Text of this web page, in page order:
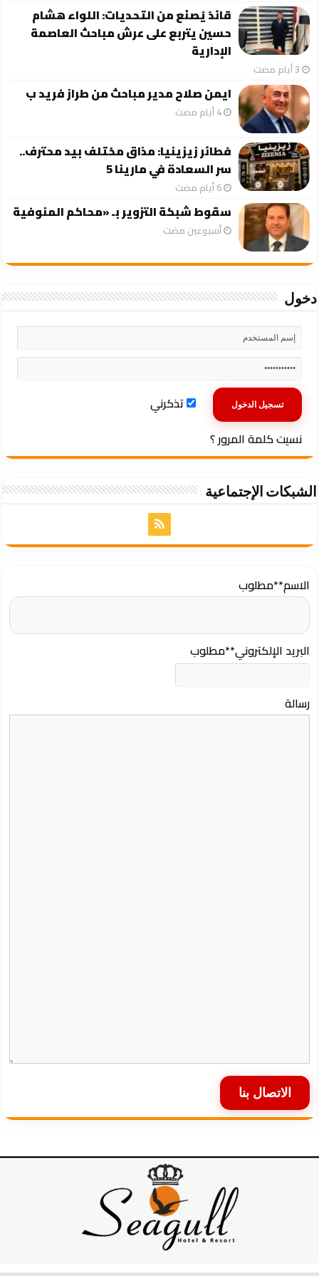
قائدٌ يُصنَع من التحديات: اللواء هشام
حسين يتربع على عرش مباحث العاصمة
الإدارية
ايمن صلاح مدير مباحث من طراز فريد ب
‏4 أيام مضت
فطائر زيزينيا: مذاق مختلف بيد محترف..
سر السعادة في مارينا 5
‏6 أيام مضت
سقوط شبكة التزوير بـ «محاكم المنوفية
‏أسبوعين مضت
دخول
تذكرني
نسيت كلمة المرور ؟
الشبكات الإجتماعية
الاسم**مطلوب
البريد الإلكتروني**مطلوب
رسالة
الاتصال بنا